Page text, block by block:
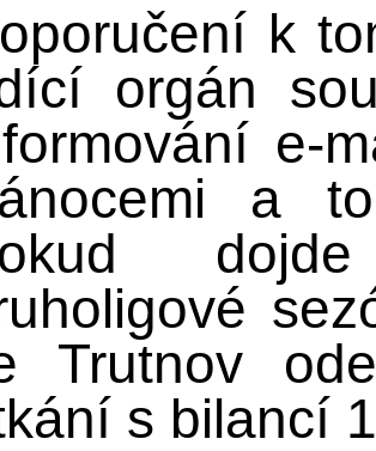
k
orgán
e-
a
Trutnov
s bilancí